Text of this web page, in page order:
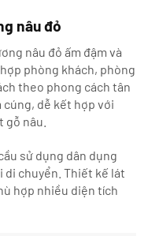
nâu đỏ
nâu đỏ ấm đậm và
phòng khách, phòng
theo phong cách tân
cúng, dễ kết hợp với
nâu.
sử dụng dân dụng
di chuyển. Thiết kế lát
hợp nhiều diện tích